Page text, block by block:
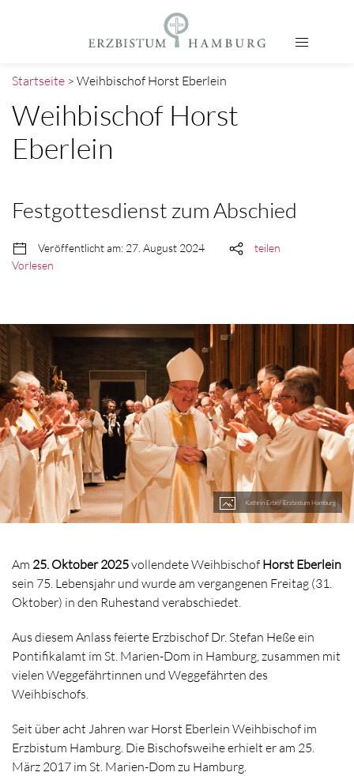
Startseite > Weihbischof Horst Eberlein
Weihbischof Horst
Eberlein
Festgottesdienst zum Abschied
Veröffentlicht am: 27. August 2024
teilen
Vorlesen
Kathrin Erbe/ Erzbistum Hamburg
Am 25. Oktober 2025vollendete Weihbischof Horst Eberlein
sein 75. Lebensjahr und wurde am vergangenen Freitag (31.
Oktober) in den Ruhestand verabschiedet.
Aus diesem Anlass feierte Erzbischof Dr. Stefan Heße ein
Pontifikalamt im St. Marien-Dom in Hamburg, zusammen mit
vielen Weggefährtinnen und Weggefährten des
Weihbischofs.
Seit über acht Jahren war Horst Eberlein Weihbischof im
Erzbistum Hamburg. Die Bischofsweihe erhielt er am 25.
März 2017 im St. Marien-Dom zu Hamburg.